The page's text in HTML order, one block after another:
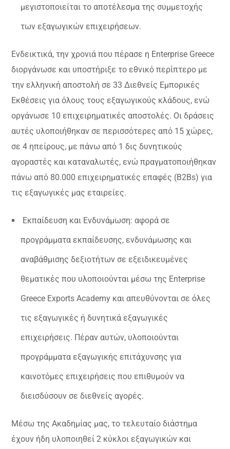
μεγιστοποιείται το αποτέλεσμα της συμμετοχής
των εξαγωγικών επιχειρήσεων.
Ενδεικτικά, την χρονιά που πέρασε η Enterprise Greece
διοργάνωσε και υποστήριξε το εθνικό περίπτερο με
την ελληνική αποστολή σε 33 Διεθνείς Εμπορικές
Εκθέσεις για όλους τους εξαγωγικούς κλάδους, ενώ
οργάνωσε 10 επιχειρηματικές αποστολές. Οι δράσεις
αυτές υλοποιήθηκαν σε περισσότερες από 15 χώρες,
σε 4 ηπείρους, με πάνω από 1 δις δυνητικούς
αγοραστές και καταναλωτές, ενώ πραγματοποιήθηκαν
πάνω από 80.000 επιχειρηματικές επαφές (Β2Βs) για
τις εξαγωγικές μας εταιρείες.
Εκπαίδευση και Ενδυνάμωση: αφορά σε
προγράμματα εκπαίδευσης, ενδυνάμωσης και
αναβάθμισης δεξιοτήτων σε εξειδικευμένες
θεματικές που υλοποιούνται μέσω της Enterprise
Greece Exports Academy και απευθύνονται σε όλες
τις εξαγωγικές ή δυνητικά εξαγωγικές
επιχειρήσεις. Πέραν αυτών, υλοποιούνται
προγράμματα εξαγωγικής επιτάχυνσης για
καινοτόμες επιχειρήσεις που επιθυμούν να
διεισδύσουν σε διεθνείς αγορές.
Μέσω της Ακαδημίας μας, το τελευταίο διάστημα
έχουν ήδη υλοποιηθεί 2 κύκλοι εξαγωγικών και